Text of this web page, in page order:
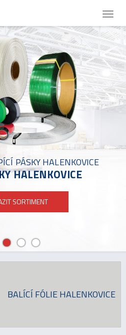
PÁSKY HALENKOVICE
HALENKOVICE
SORTIMENT
BALÍCÍ FÓLIE HALENKOVICE